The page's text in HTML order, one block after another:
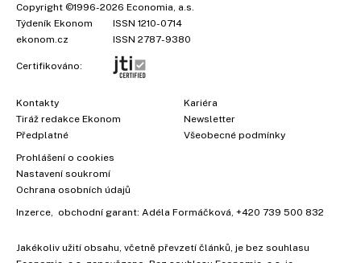
Copyright ©1996-2026 Economia, a.s.
Týdeník Ekonom
ISSN 1210-0714
ekonom.cz
ISSN 2787-9380
Certifikováno:
Kontakty
Tiráž redakce Ekonom
Předplatné
Kariéra
Newsletter
Všeobecné podmínky
Prohlášení o cookies
Nastavení soukromí
Ochrana osobních údajů
Inzerce , obchodní garant: Adéla Formáčková +420 739 500 832
Jakékoliv užití obsahu, včetně převzetí článků, je bez souhlasu